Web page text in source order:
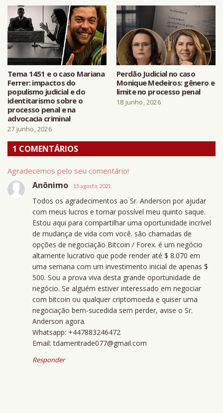
Tema 1451 e o caso Mariana
Ferrer: impactos do
populismo judicial e do
identitarismo sobre o
processo penal e na
advocacia criminal
27 junho, 2026
Perdão Judicial no caso
Monique Medeiros: gênero e
limite no processo penal
18 junho, 2026
1 COMENTÁRIOS
Agradecemos pelo seu comentário!
Anônimo 15 agosto, 2021
Todos os agradecimentos ao Sr. Anderson por ajudar
com meus lucros e tornar possível meu quinto saque.
Estou aqui para compartilhar uma oportunidade incrível
de mudança de vida com você. são chamadas de
opções de negociação Bitcoin / Forex. é um negócio
altamente lucrativo que pode render até $ 8.070 em
uma semana com um investimento inicial de apenas $
500. Sou a prova viva desta grande oportunidade de
negócio. Se alguém estiver interessado em negociar
com bitcoin ou qualquer criptomoeda e quiser uma
negociação bem-sucedida sem perder, avise o Sr.
Anderson agora.
Whatsapp: +447883246472
Email: tdameritrade077@gmail.com
Responder